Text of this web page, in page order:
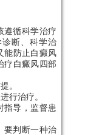
遵循科学治疗
断、科学治
能防止白癜风
疗白癜风四部
。
行治疗。
指导，监督患
要判断一种治